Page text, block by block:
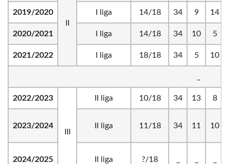
2019/2020 I liga 14/18 34 9 14
2020/2021 I liga 14/18 34 10 5
2021/2022 I liga 18/18 34 5 10
2022/2023 II liga 10/18 34 13 8
2023/2024 II liga 11/18 34 11 10
2024/2025 II liga ?/18